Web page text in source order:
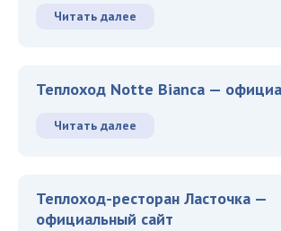
Читать далее
Теплоход Notte Bianca —
Читать далее
Теплоход-ресторан Ласточка —
официальный сайт